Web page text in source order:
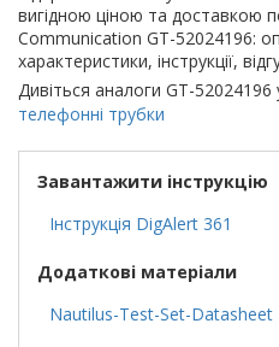
вигідною ціною та доставкою
Communication GT-52024196:
характеристики, інструкції,
Дивіться аналоги GT-52024196
телефонні трубки
Завантажити інструкцію
Інструкція DigAlert 361
Додаткові матеріали
Nautilus-Test-Set-Datasheet